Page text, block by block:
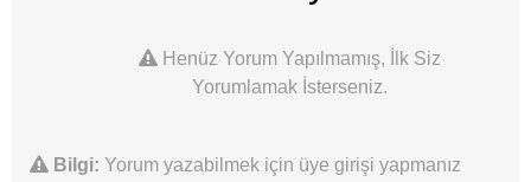
Henüz Yorum Yapılmamış, İlk Siz
Yorumlamak İsterseniz.
Bilgi: Yorum yazabilmek için üye girişi yapmanız